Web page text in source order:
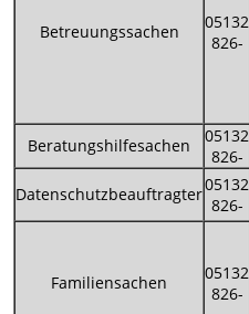
Betreuungssachen
05132
826-
Beratungshilfesachen
05132
826-
Datenschutzbeauftragter05132
826-
Familiensachen
05132
826-